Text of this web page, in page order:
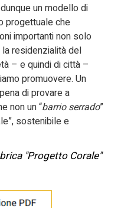
un modello di
progettuale che
importanti non solo
residenzialità del
– e quindi di città –
promuovere. Un
di provare a
non un “barrio serrado”
sostenibile e
"Progetto Corale"